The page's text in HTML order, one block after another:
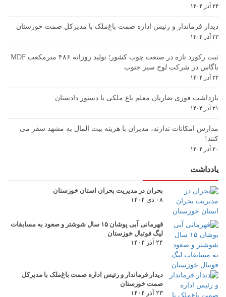
۲۴ آذر ۱۴۰۴
دیدار فرماندار و رئیس اداره صمت باغ‌ملک با مدیرکل صمت خوزستان
۲۳ آذر ۱۴۰۴
ثبت رکورد تازه در صنعت چوب کشور؛ تولید روزانه ۴۸۶ مترمکعب MDF
باگاس در شرکت لوح سبز جنوب
۲۲ آذر ۱۴۰۴
بازداشت فوری ضاربان معلم باغ ملکی با دستور دادستان
۲۱ آذر ۱۴۰۴
مدارس امکانات ندارند، مدیران با هزینه بیت المال به مشهد سفر می
کنند!
۲۰ آذر ۱۴۰۴
یادداشت
بحران در مدیریت بحران استان خوزستان
۰۸ دی ۱۴۰۴
قهرمانی آبی پوشان ۱۵ سال شوشتر و صعود به مسابقات
لیگ فوتبال خوزستان
۲۴ آذر ۱۴۰۴
دیدار فرماندار و رئیس اداره صمت باغ‌ملک با مدیرکل
صمت خوزستان
۲۳ آذر ۱۴۰۴